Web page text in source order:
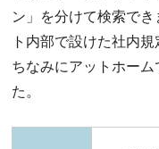
ン」を分けて検索で
ト内部で設けた社内
ちなみにアットホー
た。